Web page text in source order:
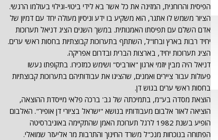
הפיסית והרוחנית, המזינה את כל אשר בא לידי ביטוי-וגילוי בעולמו הרגשי.
הציור משמש לו אתגר, הוא משקיע בו ידע וניסיון מעולה יחד עם דמיון של
אדם השלם עם תפיסתו האמנותית. במשך השנים הציג דניאל תערוכות
יחיד רבות בארץ ובחו"ל, השתתף בתערוכות קבוצתיות בחסות ראשי ערים.
הציג תערוכות יחיד, בארצות הברית ובדרום אפריקה.
דניאל היה מבין יוזמי ארגון "אורביס" ושימש כמזכירו. בתקופתו נעשו
פעולות עבור ציירים ואמנים, שהציגו את עבודותיהם בתערוכות קבוצתיות
בחסות ראשי ערים בגוש דן.
הוצאת מסדה בע"מ, בתמיכתה של גב' ברכה פלאי מייסדת ההוצאה,
הוציאה לאור אלבום מעבודותיו בנושא "ישראל בציורי דן אופיר". האלבום
הופיע בשנת 1982 לרגל תערוכת האמן שהתקיימה באוניברסיטה
הפתוחה בנוכחות מנכ"ל משרד החינוך והתרבות מר אליעזר שמואלי.